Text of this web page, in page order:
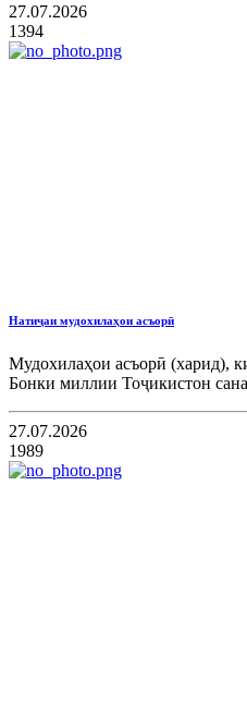
27.07.2026
1394
Натиҷаи мудохилаҳои асъорӣ
Мудохилаҳои асъорӣ (харид),
Бонки миллии Тоҷикистон
27.07.2026
1989